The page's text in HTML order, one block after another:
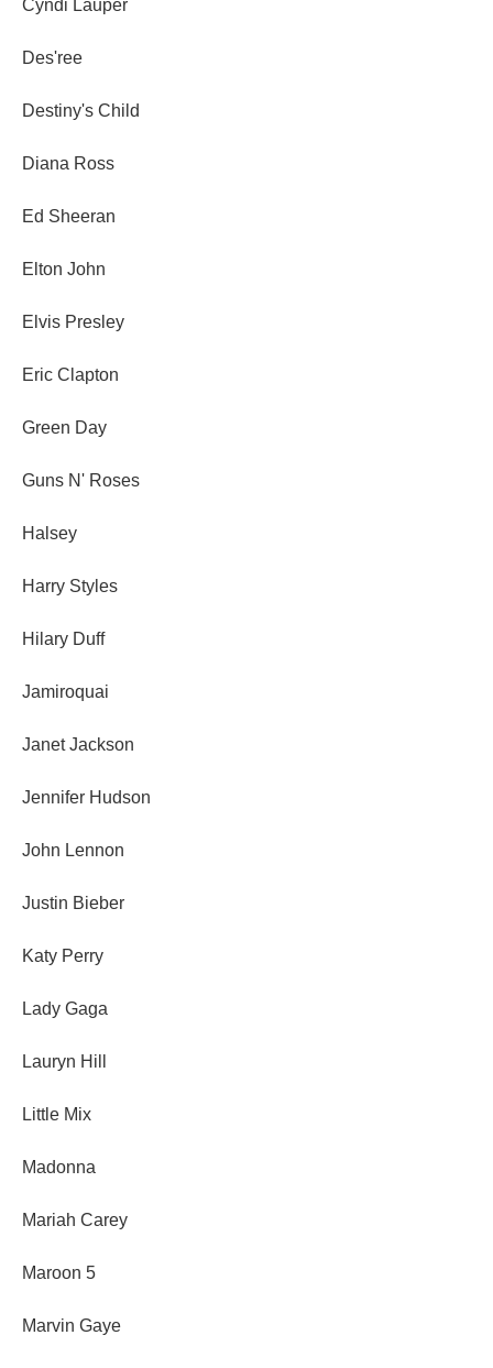
Cyndi Lauper
Des'ree
Destiny's Child
Diana Ross
Ed Sheeran
Elton John
Elvis Presley
Eric Clapton
Green Day
Guns N' Roses
Halsey
Harry Styles
Hilary Duff
Jamiroquai
Janet Jackson
Jennifer Hudson
John Lennon
Justin Bieber
Katy Perry
Lady Gaga
Lauryn Hill
Little Mix
Madonna
Mariah Carey
Maroon 5
Marvin Gaye